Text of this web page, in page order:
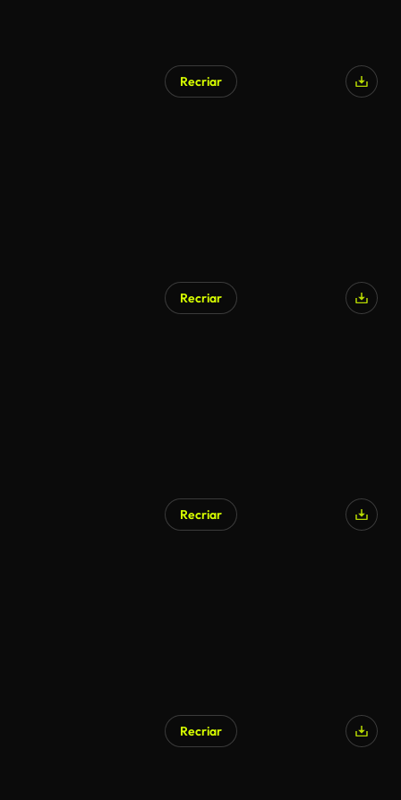
Recriar
Recriar
Recriar
Recriar